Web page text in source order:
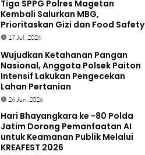
Tiga SPPG Polres Magetan
Kembali Salurkan MBG,
Prioritaskan Gizi dan Food Safety
17 Jul, 2026
Wujudkan Ketahanan Pangan
Nasional, Anggota Polsek Paiton
Intensif Lakukan Pengecekan
Lahan Pertanian
26 Jun, 2026
Hari Bhayangkara ke -80 Polda
Jatim Dorong Pemanfaatan AI
untuk Keamanan Publik Melalui
KREAFEST 2026